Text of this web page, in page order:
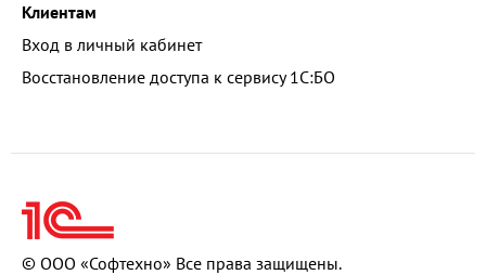
Клиентам
Вход в личный кабинет
Восстановление доступа к сервису 1С:БО
© ООО «Софтехно» Все права защищены.